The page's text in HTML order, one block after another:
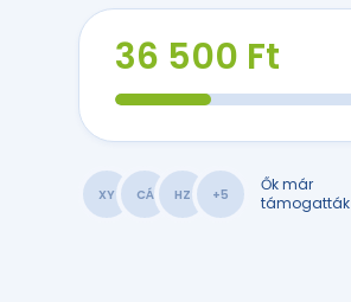
36 500 Ft
XY CÁ HZ +5
Ők már
támogatták